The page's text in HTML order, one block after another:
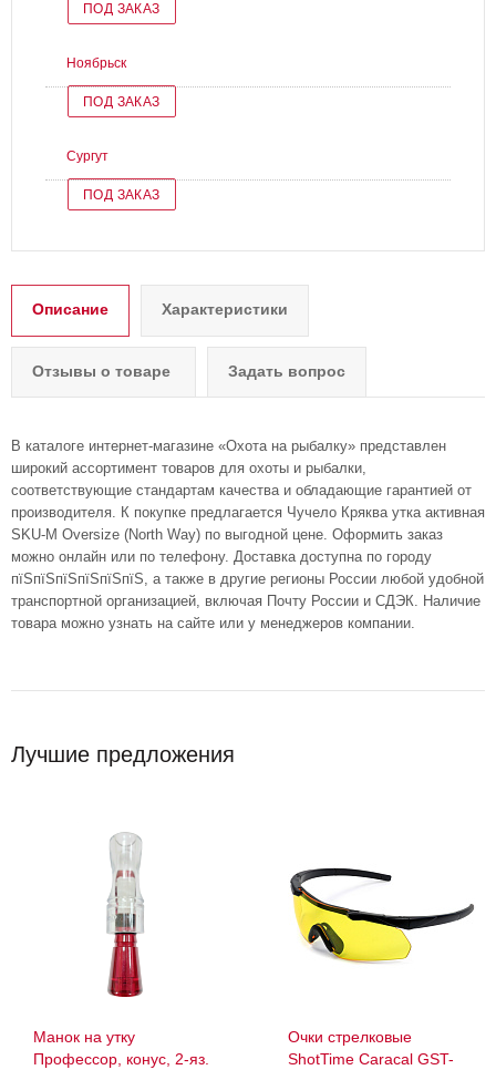
ПОД ЗАКАЗ
Ноябрьск
ПОД ЗАКАЗ
Сургут
ПОД ЗАКАЗ
Описание Характеристики
Отзывы о товаре Задать вопрос
В каталоге интернет-магазине «Охота на рыбалку» представлен
широкий ассортимент товаров для охоты и рыбалки,
соответствующие стандартам качества и обладающие гарантией от
производителя. К покупке предлагается Чучело Кряква утка активная
SKU-M Oversize (North Way) по выгодной цене. Оформить заказ
можно онлайн или по телефону. Доставка доступна по городу
пїЅпїЅпїЅпїЅпїЅпїЅ, а также в другие регионы России любой удобной
транспортной организацией, включая Почту России и СДЭК. Наличие
товара можно узнать на сайте или у менеджеров компании.
Лучшие предложения
Манок на утку
Профессор, конус, 2-яз.
Очки стрелковые
ShotTime Caracal GST-